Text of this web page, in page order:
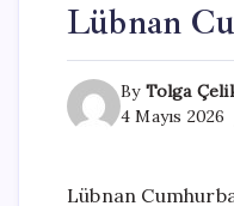
Lübnan
By Tolga
4 Mayıs 2026
Lübnan